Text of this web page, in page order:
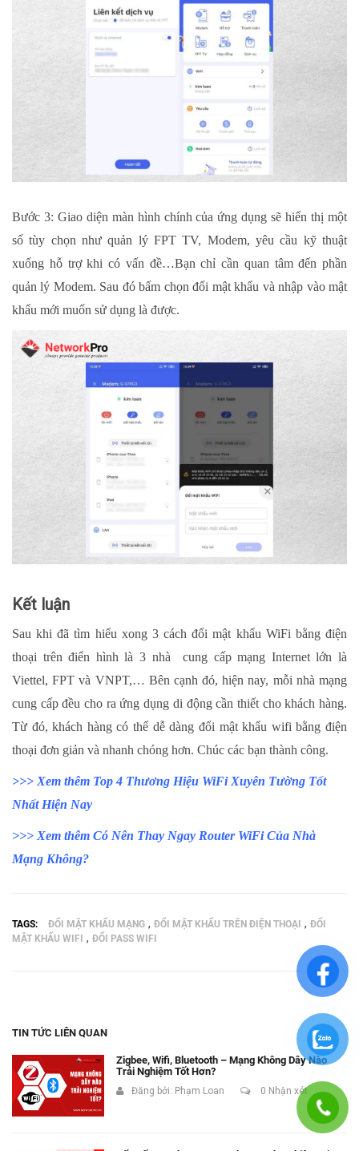
Bước 3: Giao diện màn hình chính của ứng dụng sẽ hiển thị một
số tùy chọn như quản lý FPT TV, Modem, yêu cầu kỹ thuật
xuống hỗ trợ khi có vấn đề…Bạn chỉ cần quan tâm đến phần
quản lý Modem. Sau đó bấm chọn đổi mật khẩu và nhập vào mật
khẩu mới muốn sử dụng là được.
Kết luận
Sau khi đã tìm hiểu xong 3 cách đổi mật khẩu WiFi bằng điện
thoại trên điển hình là 3 nhà cung cấp mạng Internet lớn là
Viettel, FPT và VNPT,… Bên cạnh đó, hiện nay, mỗi nhà mạng
cung cấp đều cho ra ứng dụng di động cần thiết cho khách hàng.
Từ đó, khách hàng có thể dễ dàng đổi mật khẩu wifi bằng điện
thoại đơn giản và nhanh chóng hơn. Chúc các bạn thành công.
>>> Xem thêm Top 4 Thương Hiệu WiFi Xuyên Tường Tốt
Nhất Hiện Nay
>>> Xem thêm Có Nên Thay Ngay Router WiFi Của Nhà
Mạng Không?
TAGS: ĐỔI MẬT KHẨU MẠNG , ĐỔI MẬT KHẨU TRÊN ĐIỆN THOẠI , ĐỔI
MẬT KHẨU WIFI , ĐỔI PASS WIFI
TIN TỨC LIÊN QUAN
Zigbee, Wifi, Bluetooth – Mạng Không Dây Nào
Trải Nghiệm Tốt Hơn?
Đăng bởi: Phạm Loan 0 Nhận xét